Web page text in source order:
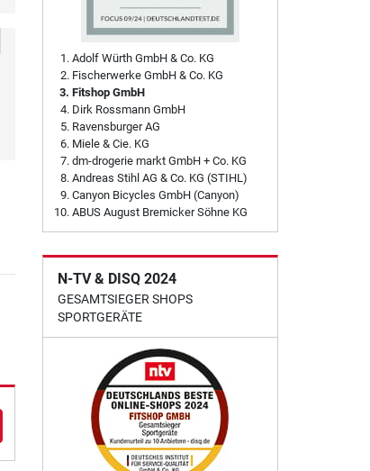
Adolf Würth GmbH & Co. KG
Fischerwerke GmbH & Co. KG
Fitshop GmbH
Dirk Rossmann GmbH
Ravensburger AG
Miele & Cie. KG
dm-drogerie markt GmbH + Co. KG
Andreas Stihl AG & Co. KG (STIHL)
Canyon Bicycles GmbH (Canyon)
ABUS August Bremicker Söhne KG
N-TV & DISQ 2024
GESAMTSIEGER SHOPS
SPORTGERÄTE